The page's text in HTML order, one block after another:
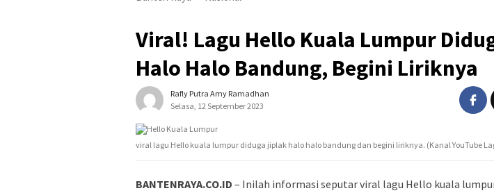
Viral! Lagu Hello Kuala Lumpur
Halo Halo Bandung, Begini Liriknya
Rafly Putra Amy Ramadhan
Selasa, 12 September 2023
viral lagu Hello kuala lumpur diduga jiplak halo halo bandung dan begini liriknya. (Kanal YouTube
BANTENRAYA.CO.ID – Inilah informasi seputar viral lagu Hello kuala